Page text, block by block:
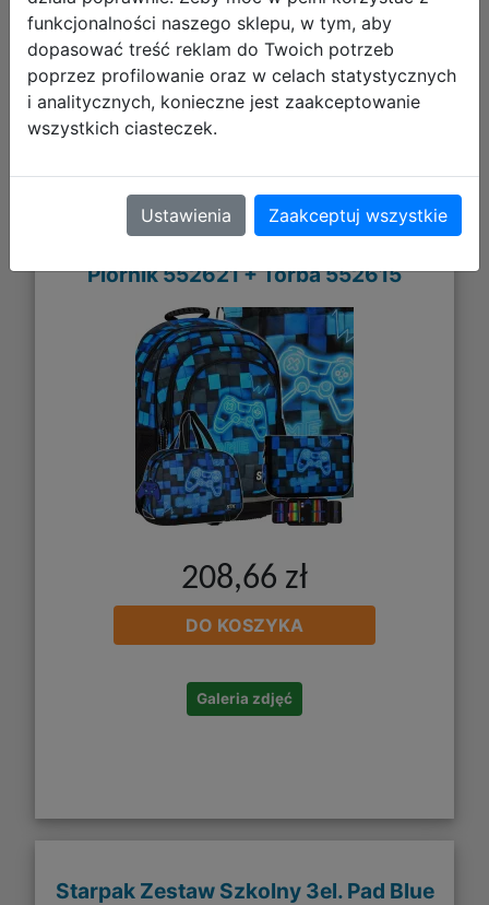
Galeria zdjęć
Starpak Zestaw Szkolny 4el. Pad Blue
Plecak 552608 + Worek 552612 +
Piórnik 552621 + Torba 552615
208,66 zł
DO KOSZYKA
Galeria zdjęć
Starpak Zestaw Szkolny 3el. Pad Blue
funkcjonalności naszego sklepu, w tym, aby
dopasować treść reklam do Twoich potrzeb
poprzez profilowanie oraz w celach statystycznych
i analitycznych, konieczne jest zaakceptowanie
wszystkich ciasteczek.
Ustawienia Zaakceptuj wszystkie